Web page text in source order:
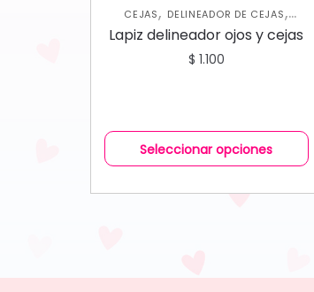
CEJAS, DELINEADOR DE CEJAS,
DELINEADORES DE OJOS,OJOS
Lapiz delineador ojos y cejas
$ 1.100
Seleccionar opciones